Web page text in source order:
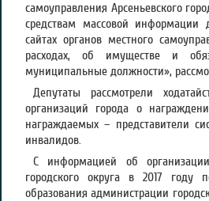
самоуправления Арсеньевского
средствам массовой
сайтах органов местного
расходах, об имуществе и
муниципальные должности»,
Депутаты рассмотрели
организаций города о
награждаемых – представители
инвалидов.
С информацией об
городского округа в 2017 году
образования администрации